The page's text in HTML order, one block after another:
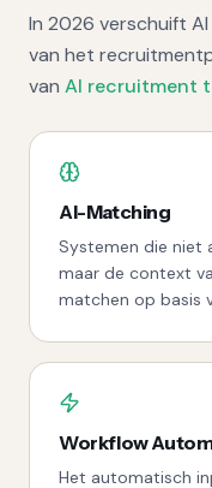
In 2026 verschuift
van het
van AI recruitment
AI-Matching
Systemen die niet
maar de context
matchen op basis
Workflow
Het automatisch